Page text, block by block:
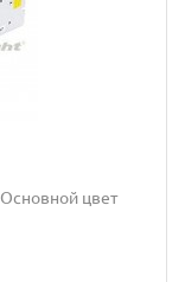
Основной цвет